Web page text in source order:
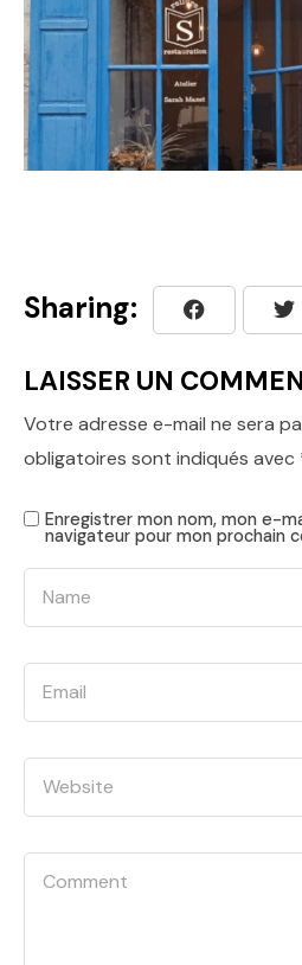
Sharing:
LAISSER UN
Votre adresse e-mail ne sera
obligatoires sont indiqués avec
Enregistrer mon nom, mon e-
navigateur pour mon prochain